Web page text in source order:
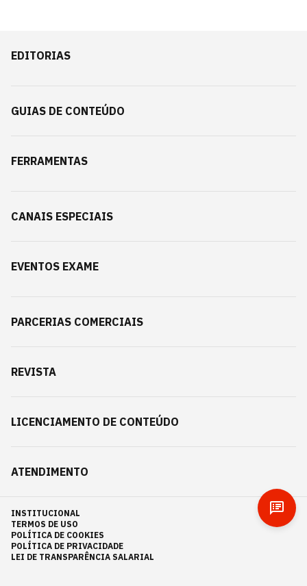
EDITORIAS
GUIAS DE CONTEÚDO
FERRAMENTAS
CANAIS ESPECIAIS
EVENTOS EXAME
PARCERIAS COMERCIAIS
REVISTA
LICENCIAMENTO DE CONTEÚDO
ATENDIMENTO
INSTITUCIONAL
TERMOS DE USO
POLÍTICA DE COOKIES
POLÍTICA DE PRIVACIDADE
LEI DE TRANSPARÊNCIA SALARIAL